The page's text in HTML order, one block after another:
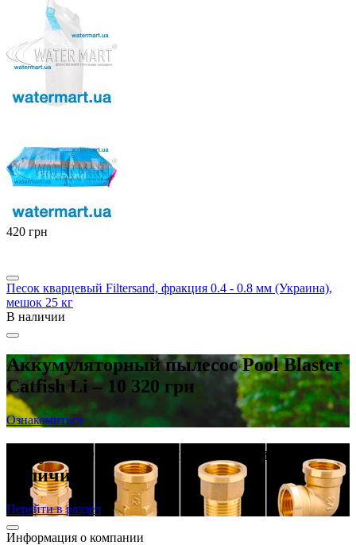
‍420‍ грн
Песок кварцевый Filtersand, фракция 0.4 - 0.8 мм (Украина),
мешок 25 кг
В наличии
Аккумуляторный пылесос Pool Blaster
Catfish Li – 10 320 грн
Ознакомиться
Латунные резьбовые фитинги в
наличии
Перейти в раздел
Информация о компании